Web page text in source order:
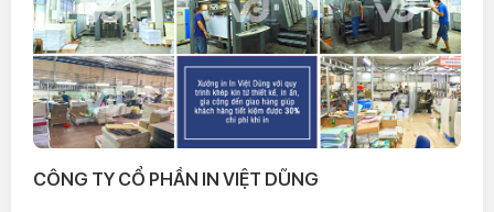
CÔNG TY CỔ PHẦN IN VIỆT DŨNG